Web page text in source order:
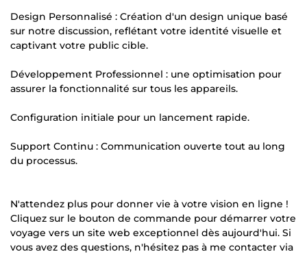
Design Personnalisé : Création d'un design unique basé
sur notre discussion, reflétant votre identité visuelle et
captivant votre public cible.
Développement Professionnel : une optimisation pour
assurer la fonctionnalité sur tous les appareils.
Configuration initiale pour un lancement rapide.
Support Continu : Communication ouverte tout au long
du processus.
N'attendez plus pour donner vie à votre vision en ligne !
Cliquez sur le bouton de commande pour démarrer votre
voyage vers un site web exceptionnel dès aujourd'hui. Si
vous avez des questions, n'hésitez pas à me contacter via